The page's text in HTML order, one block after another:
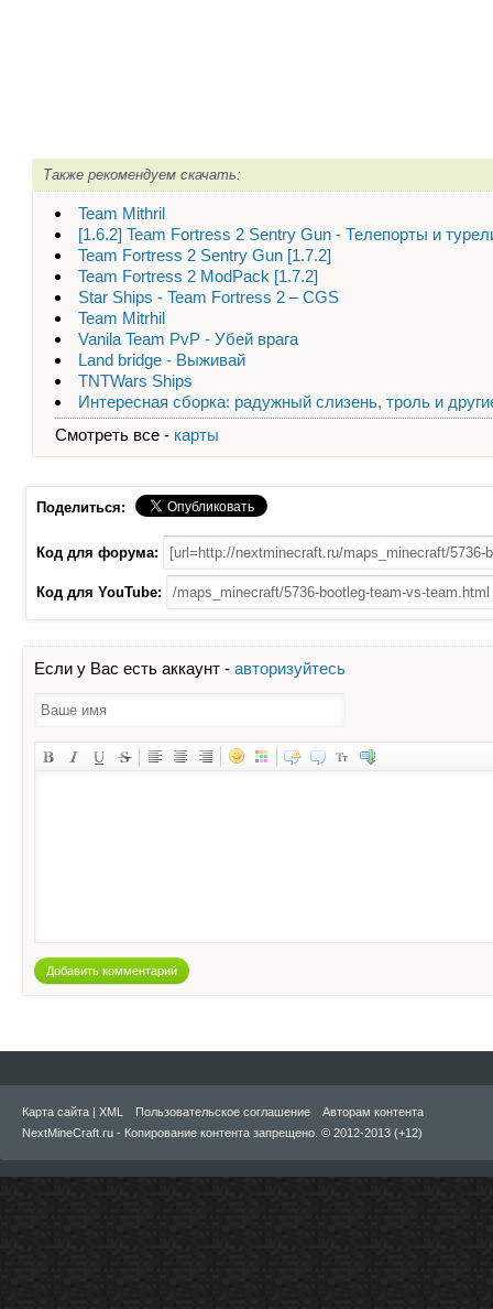
Также рекомендуем скачать:
Team Mithril
[1.6.2] Team Fortress 2 Sentry Gun - Телепорты и
Team Fortress 2 Sentry Gun [1.7.2]
Team Fortress 2 ModPack [1.7.2]
Star Ships - Team Fortress 2 – CGS
Team Mitrhil
Vanila Team PvP - Убей врага
Land bridge - Выживай
TNTWars Ships
Интересная сборка: радужный слизень, троль и
Смотреть все - карты
Поделиться:
Код для форума:
Код для YouTube:
Если у Вас есть аккаунт - авторизуйтесь
Добавить комментарий
Карта сайта XML Пользовательское соглашение
Авторам контента
NextMineCraft.ru - Копирование контента запрещено. © 2012-2013 (+12)